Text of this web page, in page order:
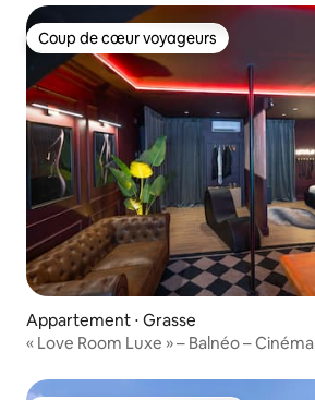
Coup de cœur voyageurs
Coup de cœur voyageurs
Appartement ⋅ Grasse
« Love Room Luxe » – Balnéo – Cinéma